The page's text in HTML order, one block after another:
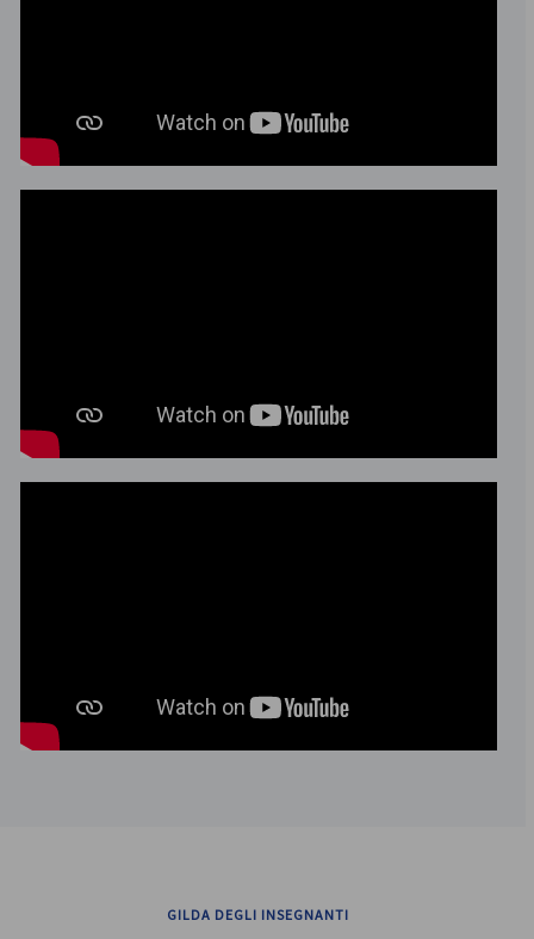
GILDA DEGLI INSEGNANTI